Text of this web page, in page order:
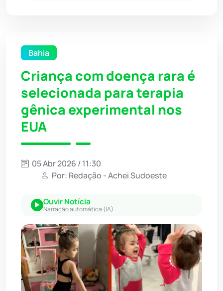
Bahia
Criança com doença rara é
selecionada para terapia
gênica experimental nos
EUA
05 Abr 2026 / 11:30
Por: Redação - Achei Sudoeste
Ouvir Notícia
Narração automática (IA)